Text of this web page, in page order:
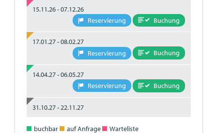
15.11.26 - 07.12.26
Reservierung
Buchung
17.01.27 - 08.02.27
Reservierung
Buchung
14.04.27 - 06.05.27
Reservierung
Buchung
31.10.27 - 22.11.27
buchbar auf Anfrage
Warteliste